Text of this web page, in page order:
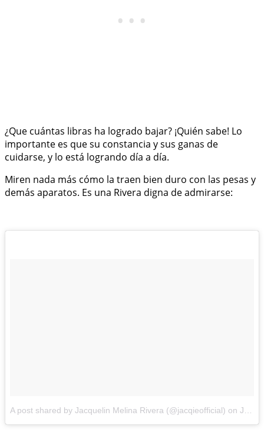
¿Que cuántas libras ha logrado bajar? ¡Quién sabe! Lo
importante es que su constancia y sus ganas de
cuidarse, y lo está logrando día a día.
Miren nada más cómo la traen bien duro con las pesas y
demás aparatos. Es una Rivera digna de admirarse:
A post shared by Jacquelin Melina Rivera (@jacqieofficial) on Jun 13, 2018 at 8:22pm PDT